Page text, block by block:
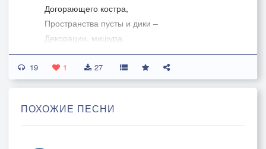
Догорающего костра,
Пространства пусты и дики –
Декорации, мишура.
Тени мягко ложатся под нОги
Пеплом сгоревших костров,
На развалинах городов.
19 1 27
ПОХОЖИЕ ПЕСНИ